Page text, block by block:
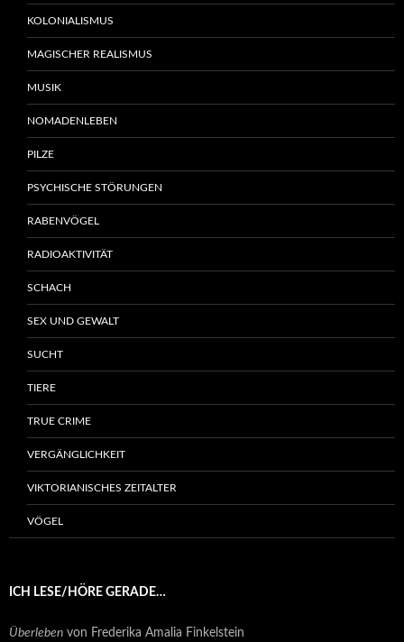
KOLONIALISMUS
MAGISCHER REALISMUS
MUSIK
NOMADENLEBEN
PILZE
PSYCHISCHE STÖRUNGEN
RABENVÖGEL
RADIOAKTIVITÄT
SCHACH
SEX UND GEWALT
SUCHT
TIERE
TRUE CRIME
VERGÄNGLICHKEIT
VIKTORIANISCHES ZEITALTER
VÖGEL
ICH LESE/HÖRE GERADE…
Überleben von Frederika Amalia Finkelstein